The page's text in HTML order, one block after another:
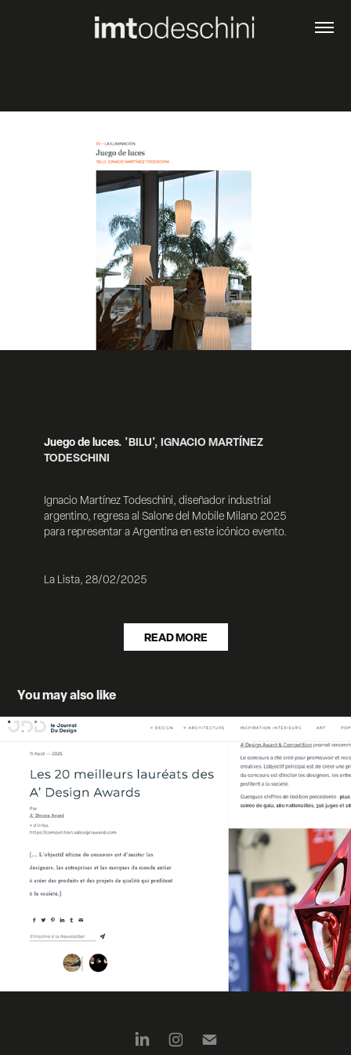
Juego de luces. 'BILU', IGNACIO MARTÍNEZ
TODESCHINI
Ignacio Martínez Todeschini, diseñador industrial
argentino, regresa al Salone del Mobile Milano 2025
para representar a Argentina en este icónico evento.
La Lista, 28/02/2025
READ MORE
You may also like
Les 20 meilleurs lauréats des A’ Design Awards